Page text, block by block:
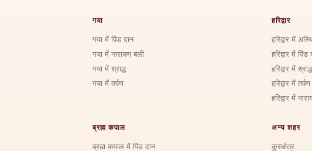
गया
गया में पिंड दान
गया में नारायण बली
गया में श्राद्ध
गया में तर्पण
हरिद्वार
हरिद्वार में
हरिद्वार में पिंड
हरिद्वार में श्राद्ध
हरिद्वार में तर्पण
हरिद्वार में
ब्रह्म कपाल
ब्रह्म कपाल में पिंड दान
अन्य शहर
कुरुक्षेत्र